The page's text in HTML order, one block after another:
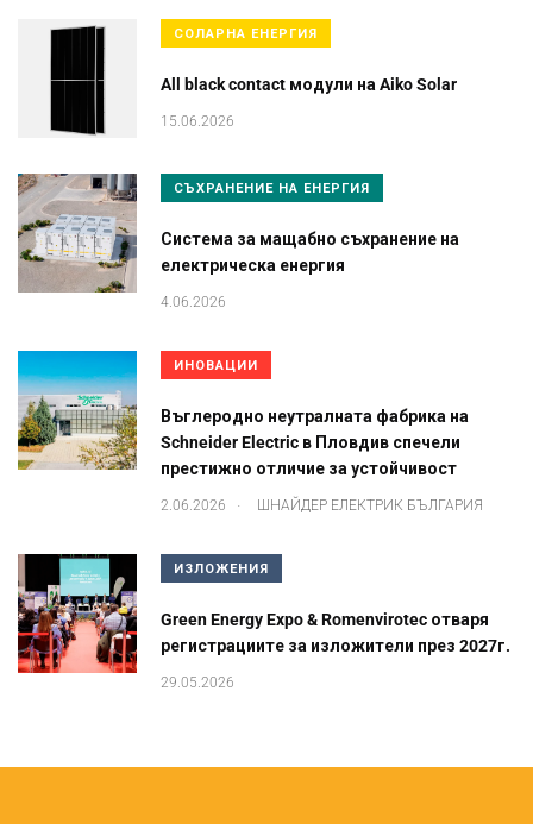
СОЛАРНА ЕНЕРГИЯ
All black contact модули на Aiko Solar
15.06.2026
СЪХРАНЕНИЕ НА ЕНЕРГИЯ
Система за мащабно съхранение на
електрическа енергия
4.06.2026
ИНОВАЦИИ
Въглеродно неутралната фабрика на
Schneider Electric в Пловдив спечели
престижно отличие за устойчивост
2.06.2026 . ШНАЙДЕР ЕЛЕКТРИК БЪЛГАРИЯ
ИЗЛОЖЕНИЯ
Green Energy Expo & Romenvirotec отваря
регистрациите за изложители през 2027г.
29.05.2026